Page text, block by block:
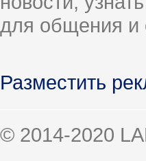
для общения и
Разместить
© 2014-2020